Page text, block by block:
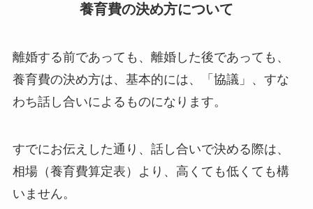
養育費の決め方について
離婚する前であっても、離婚した後であっても、
養育費の決め方は、基本的には、「協議」、すな
わち話し合いによるものになります。
すでにお伝えした通り、話し合いで決める際は、
相場（養育費算定表）より、高くても低くても構
いません。